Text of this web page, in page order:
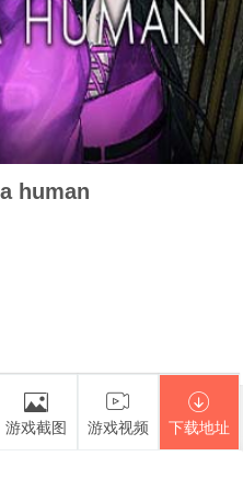
human
游戏截图 游戏视频 下载地址